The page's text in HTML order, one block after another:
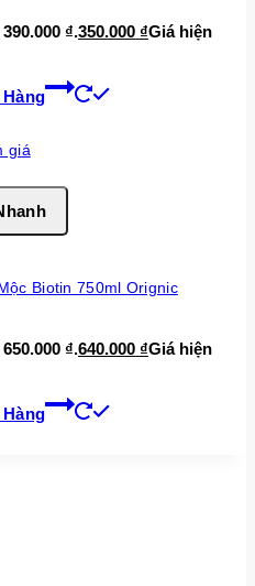
₫.350.000 ₫Giá hiện
giá
Biotin 750ml Orignic
₫.640.000 ₫Giá hiện